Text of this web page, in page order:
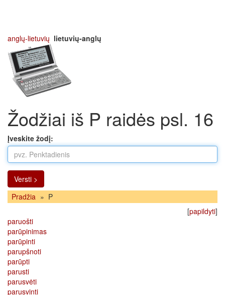
anglų-lietuvių lietuvių-anglų
Žodžiai iš P raidės psl. 16
Įveskite žodį:
Versti >
Pradžia » P
[papildyti]
paruošti
parūpinimas
parūpinti
parupšnoti
parūpti
parusti
parusvėti
parusvinti